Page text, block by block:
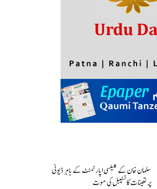
سلمان خان کے گلیکسی اپارٹمنٹ کے باہر ڈیوٹی
پر تعینات کانسٹیبل کی موت